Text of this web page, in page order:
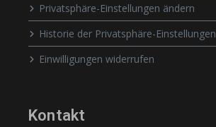
Privatsphäre-Einstellungen ändern
Historie der Privatsphäre-Einstellungen
Einwilligungen widerrufen
Kontakt